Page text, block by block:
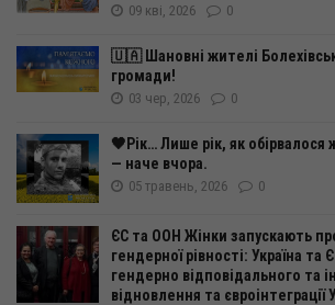
09 кві, 2026 0
🇺🇦 Шановні жителі
громади!
03 чер, 2026 0
🖤Рік… Лише рік, як обірвалося
— наче вчора.
05 травень, 2026 0
ЄС та ООН Жінки запускають
гендерної рівності: Україна та
гендерно відповідального та
відновлення та євроінтеграції